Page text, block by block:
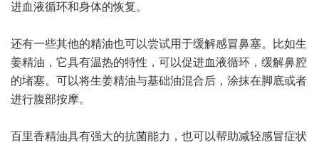
进血液循环和身体的恢复。
还有一些其他的精油也可以尝试用于缓解感冒鼻塞。比如生
姜精油，它具有温热的特性，可以促进血液循环，缓解鼻腔
的堵塞。可以将生姜精油与基础油混合后，涂抹在脚底或者
进行腹部按摩。
百里香精油具有强大的抗菌能力，也可以帮助减轻感冒症状